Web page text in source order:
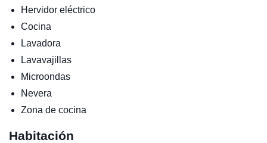
Hervidor eléctrico
Cocina
Lavadora
Lavavajillas
Microondas
Nevera
Zona de cocina
Habitación